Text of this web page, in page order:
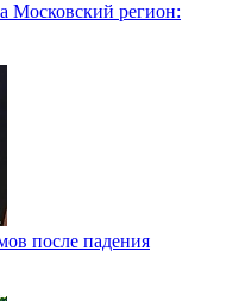
Московский регион:
после падения